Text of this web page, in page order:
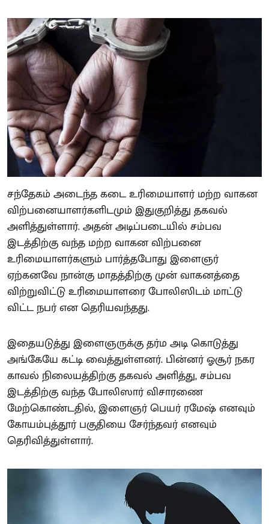
சந்தேகம் அடைந்த கடை உரிமையாளர் மற்ற வாகன
விற்பனையாளர்களிடமும் இதுகுறித்து தகவல்
அளித்துள்ளார். அதன் அடிப்படையில் சம்பவ
இடத்திற்கு வந்த மற்ற வாகன விற்பனை
உரிமையாளர்களும் பார்த்தபோது இளைஞர்
ஏற்கனவே நான்கு மாதத்திற்கு முன் வாகனத்தை
விற்றுவிட்டு உரிமையாளரை போலிஸிடம் மாட்டு
விட்ட நபர் என தெரியவந்தது.
இதையடுத்து இளைஞருக்கு தர்ம அடி கொடுத்து
அங்கேயே கட்டி வைத்துள்ளனர். பின்னர் ஓசூர் நகர
காவல் நிலையத்திற்கு தகவல் அளித்து, சம்பவ
இடத்திற்கு வந்த போலிஸார் விசாரணை
மேற்கொண்டதில், இளைஞர் பெயர் ரமேஷ் எனவும்
கோயம்புத்தூர் பகுதியை சேர்ந்தவர் எனவும்
தெரிவித்துள்ளார்.